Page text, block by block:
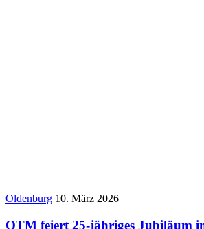
Oldenburg 10. März 2026
OTM feiert 25-jähriges Jubiläum